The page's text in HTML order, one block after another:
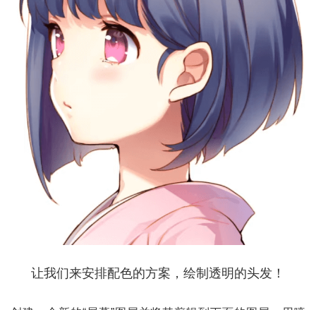
让我们来安排配色的方案，绘制透明的头发！